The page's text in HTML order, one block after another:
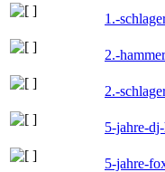
1.-
2.-
2.-
5-jahre-
5-jahre-